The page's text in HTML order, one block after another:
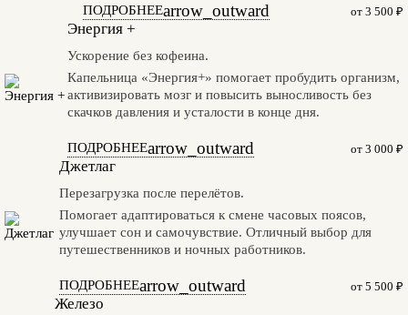
ПОДРОБНЕЕarrow_outward от 3 500 ₽
Энергия +
Ускорение без кофеина.
Капельница «Энергия+» помогает пробудить организм,
активизировать мозг и повысить выносливость без
скачков давления и усталости в конце дня.
ПОДРОБНЕЕarrow_outward от 3 000 ₽
Джетлаг
Перезагрузка после перелётов.
Помогает адаптироваться к смене часовых поясов,
улучшает сон и самочувствие. Отличный выбор для
путешественников и ночных работников.
ПОДРОБНЕЕarrow_outward от 5 500 ₽
Железо